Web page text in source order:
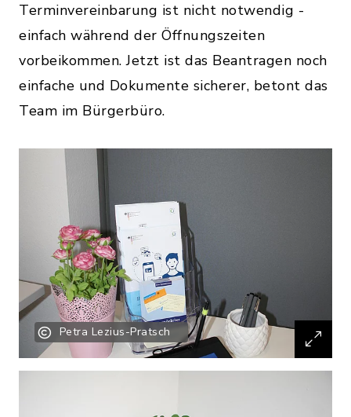
Terminvereinbarung ist nicht notwendig -
einfach während der Öffnungszeiten
vorbeikommen. Jetzt ist das Beantragen noch
einfache und Dokumente sicherer, betont das
Team im Bürgerbüro.
Petra Lezius-Pratsch